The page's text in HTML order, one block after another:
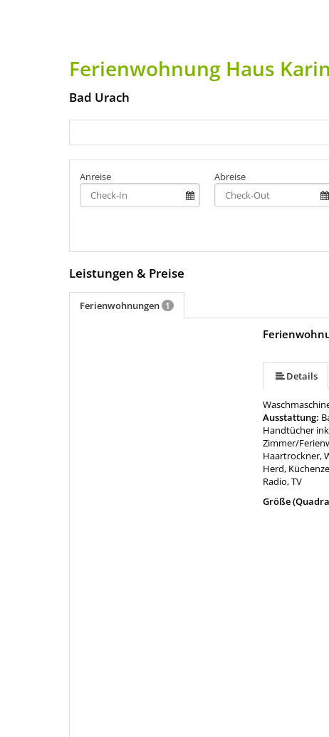
Ferienwohnung Haus Karin
Bad Urach
Anreise Abreise
Leistungen & Preise
Ferienwohnungen 1
Details
Ausstattung:
Handtücher
Zimmer/
Haartrockner,
Herd,
Radio, TV
Größe